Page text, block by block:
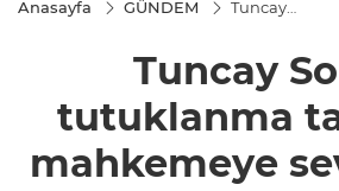
Anasayfa GÜNDEM
Tuncay
talebiyle
mahkemeye
sevk edildi
Tuncay
tutuklanma
mahkemeye